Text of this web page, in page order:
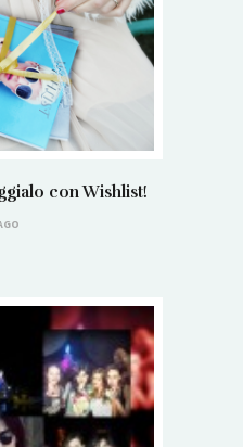
con Wishlist!